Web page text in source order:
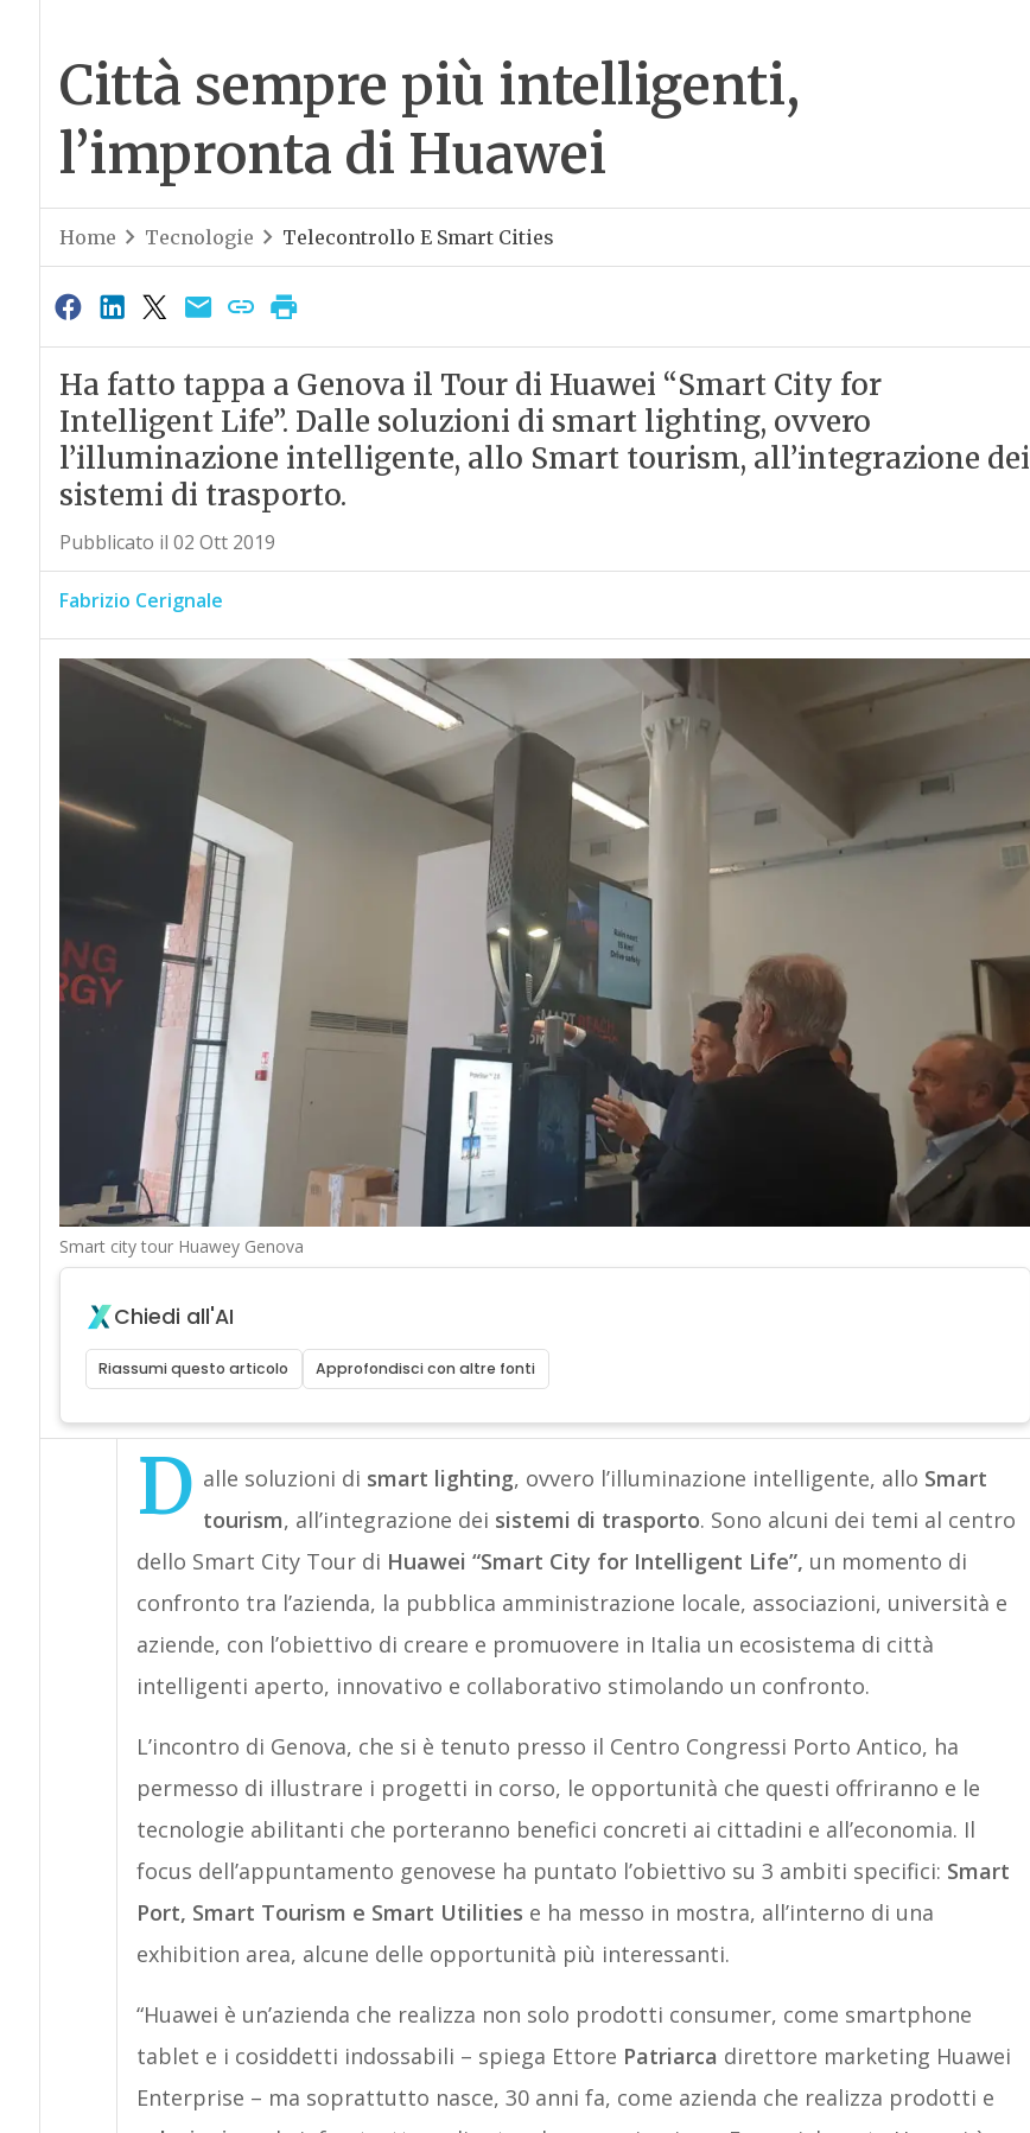
Città sempre più intelligenti,
l’impronta di Huawei
Home Tecnologie Telecontrollo E Smart Cities
Ha fatto tappa a Genova il Tour di Huawei “Smart City for
Intelligent Life”. Dalle soluzioni di smart lighting, ovvero
l’illuminazione intelligente, allo Smart tourism, all’integrazione dei
sistemi di trasporto.
Pubblicato il 02 Ott 2019
Fabrizio Cerignale
Smart city tour Huawey Genova
Chiedi all'AI
Riassumi questo articolo Approfondisci con altre fonti
D alle soluzioni di smart lighting, ovvero l’illuminazione intelligente, allo Smart
tourism, all’integrazione dei sistemi di trasporto. Sono alcuni dei temi al centro
dello Smart City Tour di Huawei “Smart City for Intelligent Life”, un momento di
confronto tra l’azienda, la pubblica amministrazione locale, associazioni, università e
aziende, con l’obiettivo di creare e promuovere in Italia un ecosistema di città
intelligenti aperto, innovativo e collaborativo stimolando un confronto.
L’incontro di Genova, che si è tenuto presso il Centro Congressi Porto Antico, ha
permesso di illustrare i progetti in corso, le opportunità che questi offriranno e le
tecnologie abilitanti che porteranno benefici concreti ai cittadini e all’economia. Il
focus dell’appuntamento genovese ha puntato l’obiettivo su 3 ambiti specifici: Smart
Port, Smart Tourism e Smart Utilities e ha messo in mostra, all’interno di una
exhibition area, alcune delle opportunità più interessanti.
“Huawei è un’azienda che realizza non solo prodotti consumer, come smartphone
tablet e i cosiddetti indossabili – spiega Ettore Patriarca direttore marketing Huawei
Enterprise – ma soprattutto nasce, 30 anni fa, come azienda che realizza prodotti e